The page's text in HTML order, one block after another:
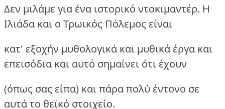
Δεν μιλάμε για ένα ιστορικό ντοκιμαντέρ. Η
Ιλιάδα και ο Τρωικός Πόλεμος είναι
κατ' εξοχήν μυθολογικά και μυθικά έργα και
επεισόδια και αυτό σημαίνει ότι έχουν
(όπως σας είπα) και πάρα πολύ έντονο σε
αυτά το θεϊκό στοιχείο.